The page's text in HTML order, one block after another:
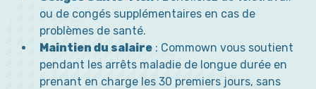
ou de congés supplémentaires en cas de
problèmes de santé.
Maintien du salaire : Commown vous soutient
pendant les arrêts maladie de longue durée en
prenant en charge les 30 premiers jours, sans